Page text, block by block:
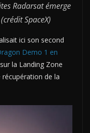
Radarsat émerge
SpaceX)
ici son second
Demo 1 en
la Landing Zone
récupération de la